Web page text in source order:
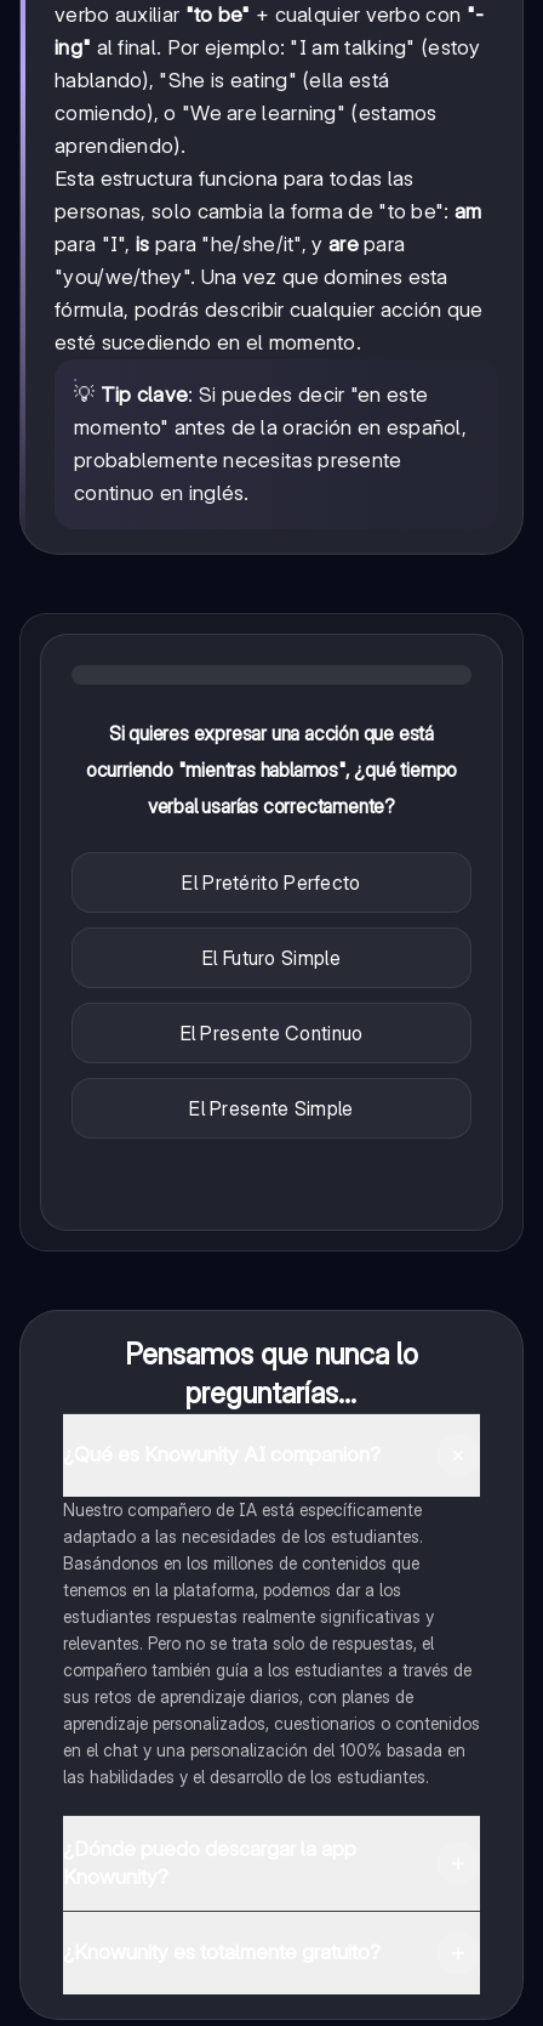
verbo auxiliar "to be" + cualquier verbo con "-
ing" al final. Por ejemplo: "I am talking" (estoy
hablando), "She is eating" (ella está
comiendo), o "We are learning" (estamos
aprendiendo).
Esta estructura funciona para todas las
personas, solo cambia la forma de "to be": am
para "I", is para "he/she/it", y arepara
"you/we/they". Una vez que domines esta
fórmula, podrás describir cualquier acción que
esté sucediendo en el momento.
💡 Tip clave: Si puedes decir "en este
momento" antes de la oración en español,
probablemente necesitas presente
continuo en inglés.
Si quieres expresar una acción que está
ocurriendo "mientras hablamos", ¿qué tiempo
verbal usarías correctamente?
El Pretérito Perfecto
El Futuro Simple
El Presente Continuo
El Presente Simple
Pensamos que nunca lo
preguntarías...
Nuestro compañero de IA está específicamente
adaptado a las necesidades de los estudiantes.
Basándonos en los millones de contenidos que
tenemos en la plataforma, podemos dar a los
estudiantes respuestas realmente significativas y
relevantes. Pero no se trata solo de respuestas, el
compañero también guía a los estudiantes a través de
sus retos de aprendizaje diarios, con planes de
aprendizaje personalizados, cuestionarios o contenidos
en el chat y una personalización del 100% basada en
las habilidades y el desarrollo de los estudiantes.